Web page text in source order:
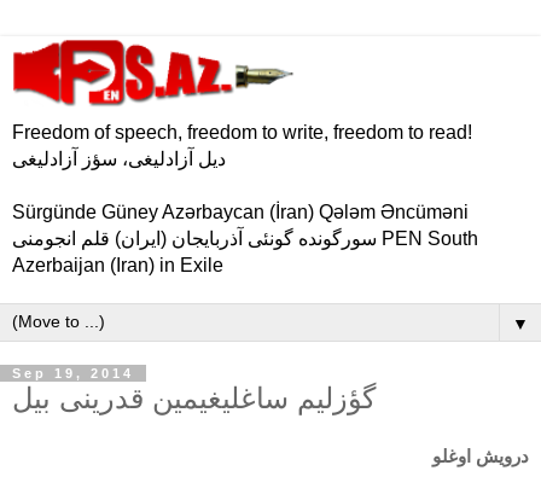
Freedom of speech, freedom to write, freedom to read!
دیل آزادلیغی، سؤز آزادلیغی
Sürgünde Güney Azərbaycan (İran) Qələm Əncüməni
سورگونده گونئی آذربایجان (ایران) قلم انجومنی PEN South
Azerbaijan (Iran) in Exile
▼
Sep 19, 2014
گؤزلیم ساغلیغیمین قدرینی بیل
درویش اوغلو